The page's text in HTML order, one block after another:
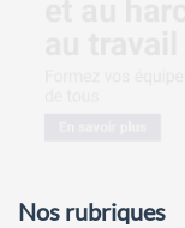
Nos rubriques